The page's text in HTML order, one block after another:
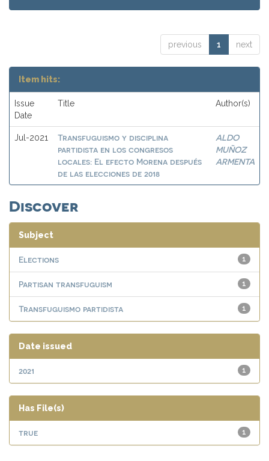
previous 1 next
Item hits:
Issue
Date
Title Author(s)
Jul-2021
Transfuguismo y disciplina
partidista en los congresos
locales: El efecto Morena después
de las elecciones de 2018
ALDO
MUÑOZ
ARMENTA
Discover
Subject
1
Elections
1
Partisan transfuguism
1
Transfuguismo partidista
Date issued
1
2021
Has File(s)
1
true